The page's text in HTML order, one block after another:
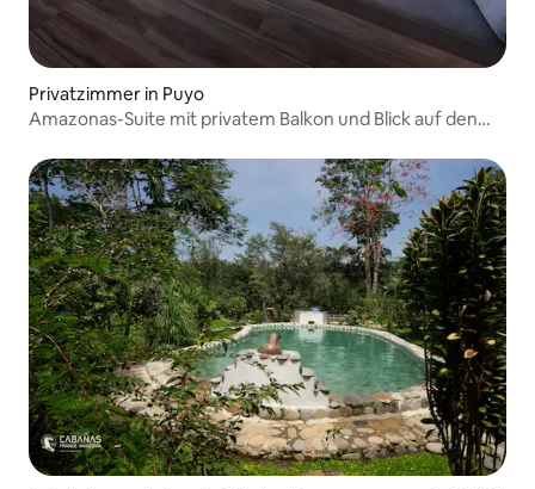
Privatzimmer in Puyo
Amazonas-Suite mit privatem Balkon und Blick auf den